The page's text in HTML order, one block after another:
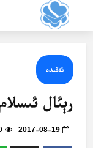
ئەقىدە
رېئال
2017-08-19